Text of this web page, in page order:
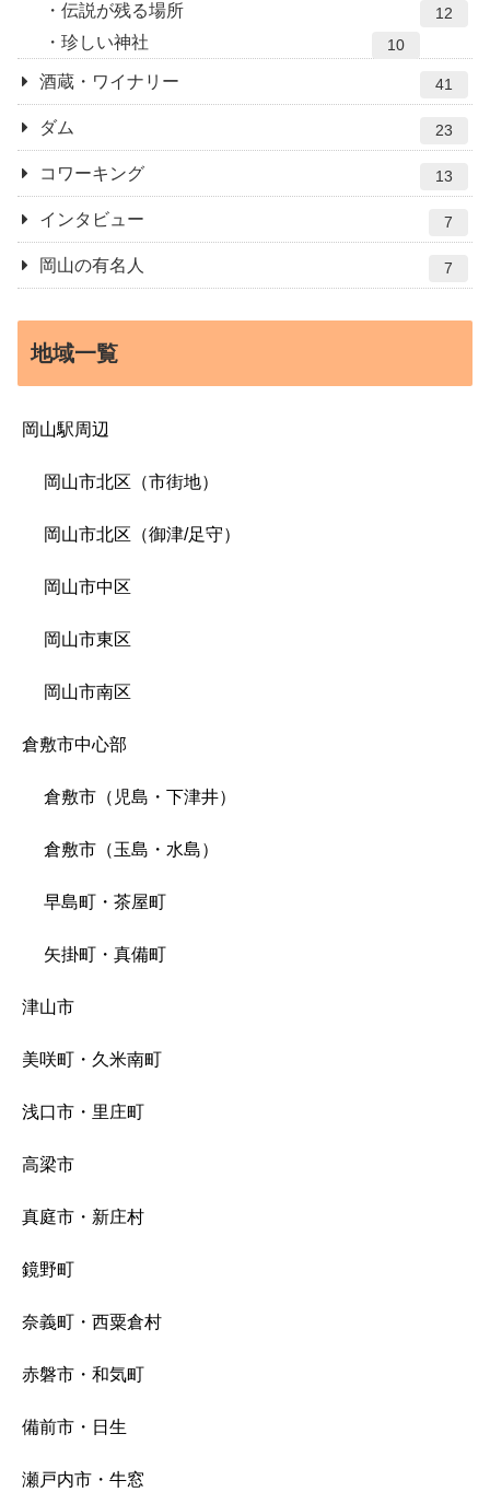
伝説が残る場所 12
珍しい神社 10
酒蔵・ワイナリー 41
ダム 23
コワーキング 13
インタビュー 7
岡山の有名人 7
地域一覧
岡山駅周辺
岡山市北区（市街地）
岡山市北区（御津/足守）
岡山市中区
岡山市東区
岡山市南区
倉敷市中心部
倉敷市（児島・下津井）
倉敷市（玉島・水島）
早島町・茶屋町
矢掛町・真備町
津山市
美咲町・久米南町
浅口市・里庄町
高梁市
真庭市・新庄村
鏡野町
奈義町・西粟倉村
赤磐市・和気町
備前市・日生
瀬戸内市・牛窓